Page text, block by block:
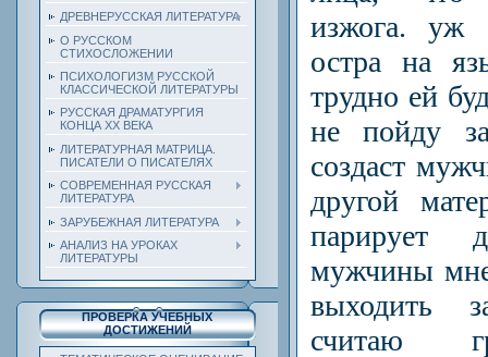
ДРЕВНЕРУССКАЯ ЛИТЕРАТУРА
О РУССКОМ
СТИХОСЛОЖЕНИИ
ПСИХОЛОГИЗМ РУССКОЙ
КЛАССИЧЕСКОЙ ЛИТЕРАТУРЫ
РУССКАЯ ДРАМАТУРГИЯ
КОНЦА ХХ ВЕКА
ЛИТЕРАТУРНАЯ МАТРИЦА.
ПИСАТЕЛИ О ПИСАТЕЛЯХ
СОВРЕМЕННАЯ РУССКАЯ
ЛИТЕРАТУРА
ЗАРУБЕЖНАЯ ЛИТЕРАТУРА
АНАЛИЗ НА УРОКАХ
ЛИТЕРАТУРЫ
ПРОВЕРКА УЧЕБНЫХ
ДОСТИЖЕНИЙ
изжога. уж
остра на
трудно ей
не пойду
создаст
другой
мужчины
выходить
считаю